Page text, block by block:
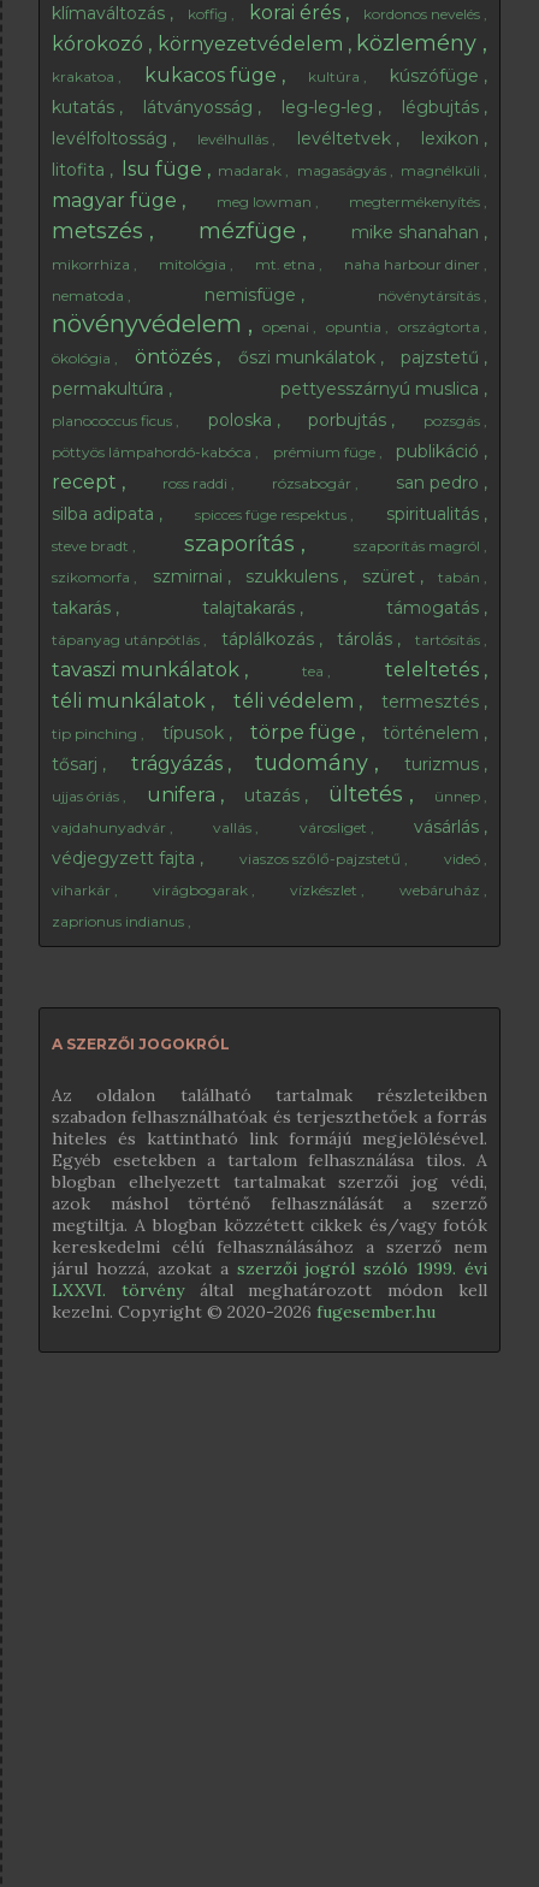
klímaváltozás koffig korai érés kordonos nevelés
kórokozó környezetvédelem közlemény
krakatoa kukacos füge kultúra
kúszófüge
kutatás
látványosság leg-leg-leg
légbujtás
levélfoltosság
levélhullás levéltetvek
lexikon
litofita
lsu füge madarak magaságyás magnélküli
magyar füge meg lowman megtermékenyítés
metszés mézfüge mike shanahan
mikorrhiza mitológia mt. etna
naha harbour diner
nematoda
nemisfüge növénytársítás
növényvédelem openai opuntia
országtorta
ökológia
öntözés őszi munkálatok
pajzstetű
permakultúra
pettyesszárnyú muslica
planococcus ficus poloska porbujtás
pozsgás
pöttyös lámpahordó-kabóca
prémium füge publikáció
recept ross raddi rózsabogár
san pedro
silba adipata
spicces füge respektus spiritualitás
steve bradt szaporítás
szaporítás magról
szikomorfa
szmirnai szukkulens szüret tabán
takarás talajtakarás támogatás
tápanyag utánpótlás táplálkozás tárolás tartósítás
tavaszi munkálatok tea
teleltetés
téli munkálatok
téli védelem termesztés
tip pinching típusok törpe füge
történelem
tősarj
trágyázás tudomány turizmus
ujjas óriás unifera utazás ültetés
ünnep
vajdahunyadvár
vallás városliget
vásárlás
védjegyzett fajta
viaszos szőlő-pajzstetű
videó
viharkár
virágbogarak vízkészlet
webáruház
zaprionus indianus
A SZERZŐI JOGOKRÓL
Az oldalon található tartalmak részleteikben
szabadon felhasználhatóak és terjeszthetőek a forrás
hiteles és kattintható link formájú megjelölésével.
Egyéb esetekben a tartalom felhasználása tilos. A
blogban elhelyezett tartalmakat szerzői jog védi,
azok máshol történő felhasználását a szerző
megtiltja. A blogban közzétett cikkek és/vagy fotók
kereskedelmi célú felhasználásához a szerző nem
járul hozzá, azokat a szerzői jogról szóló 1999. évi
LXXVI. törvényáltal meghatározott módon kell
kezelni. Copyright © 2020-2026 fugesember.hu